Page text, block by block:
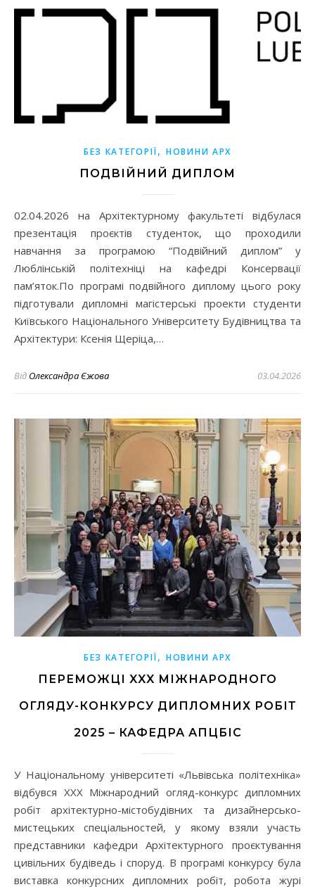
БЕЗ КАТЕГОРІЇ,НОВИНИ АРХ
ПОДВІЙНИЙ ДИПЛОМ
02.04.2026 на Архітектурному факультеті відбулася
презентація проєктів студенток, що проходили
навчання за програмою “Подвійний диплом” у
Люблінській політехніці на кафедрі Консервації
пам’яток.По програмі подвійного диплому цього року
підготували дипломні магістерські проекти студенти
Київського Національного Університету Будівництва та
Архітектури: Ксенія Щеріца,…
Від Олександра Єжова 03.04.2026
БЕЗ КАТЕГОРІЇ,НОВИНИ АРХ
ПЕРЕМОЖЦІ XXX МІЖНАРОДНОГО
ОГЛЯДУ-КОНКУРСУ ДИПЛОМНИХ РОБІТ
2025 – КАФЕДРА АПЦБІС
У Національному університеті «Львівська політехніка»
відбувся XXX Міжнародний огляд-конкурс дипломних
робіт архітектурно-містобудівних та дизайнерсько-
мистецьких спеціальностей, у якому взяли участь
представники кафедри Архітектурного проєктування
цивільних будіведь і споруд. В програмі конкурсу була
виставка конкурсних дипломних робіт, робота журі